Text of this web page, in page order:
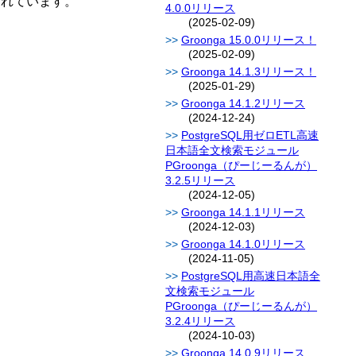
4.0.0リリース
(2025-02-09)
Groonga 15.0.0リリース！
(2025-02-09)
Groonga 14.1.3リリース！
(2025-01-29)
Groonga 14.1.2リリース
(2024-12-24)
PostgreSQL用ゼロETL高速
日本語全文検索モジュール
PGroonga（ぴーじーるんが）
3.2.5リリース
(2024-12-05)
Groonga 14.1.1リリース
(2024-12-03)
Groonga 14.1.0リリース
(2024-11-05)
PostgreSQL用高速日本語全
文検索モジュール
PGroonga（ぴーじーるんが）
3.2.4リリース
(2024-10-03)
Groonga 14.0.9リリース